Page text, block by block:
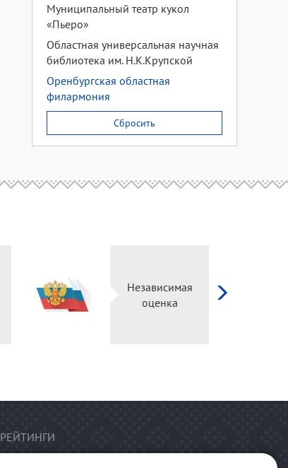
Муниципальный театр кукол
«Пьеро»
Областная универсальная научная
библиотека им. Н.К.Крупской
Оренбургская областная
филармония
Сбросить
Независимая
оценка
РЕЙТИНГИ